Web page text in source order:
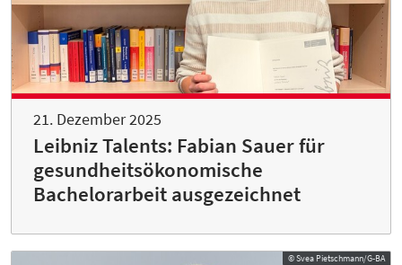
21. Dezember 2025
Leibniz Talents: Fabian Sauer für
gesundheitsökonomische
Bachelorarbeit ausgezeichnet
© Svea Pietschmann/G-BA